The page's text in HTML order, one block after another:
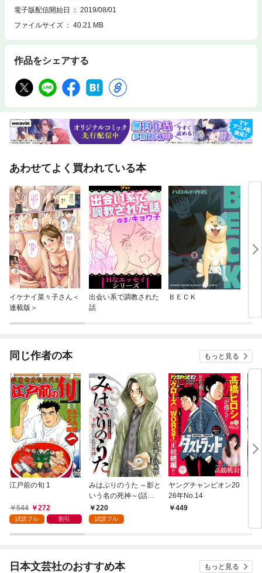
電子版配信開始日
2019/08/01
ファイルサイズ
40.21 MB
作品をシェアする
あわせてよく買われている本
イケナイ菜々子さん＜
連載版＞
出会い系で調教された
話
ＢＥＣＫ
同じ作者の本 もっと見る
江戸前の旬 1
544 272
試読フル 割引
みはぶりのうた ～影と
いう名の死神～(話売
り) #1
220
試読フル
ヤングチャンピオン20
26年No.14
449
日本文芸社のおすすめ本 もっと見る